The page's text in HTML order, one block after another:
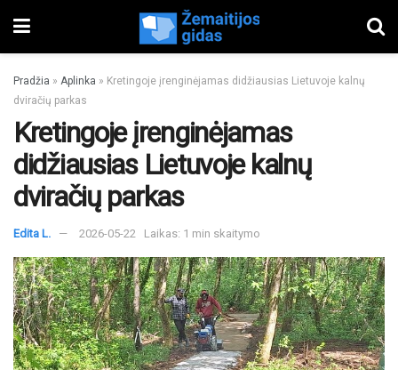
Pradžia » Aplinka » Kretingoje įrenginėjamas didžiausias Lietuvoje kalnų
dviračių parkas
Kretingoje įrenginėjamas
didžiausias Lietuvoje kalnų
dviračių parkas
Edita L. 2026-05-22 Laikas: 1 min skaitymo